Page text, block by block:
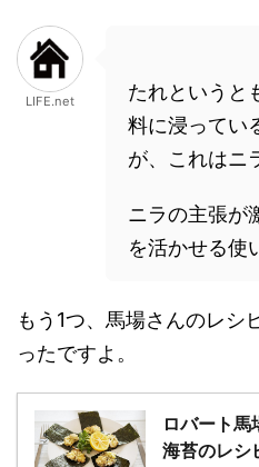
LIFE.net
たれというと
料に浸ってい
が、これはニ
ニラの主張が
を活かせる使
もう1つ、馬場さんのレシ
ったですよ。
ロバート
海苔のレシ